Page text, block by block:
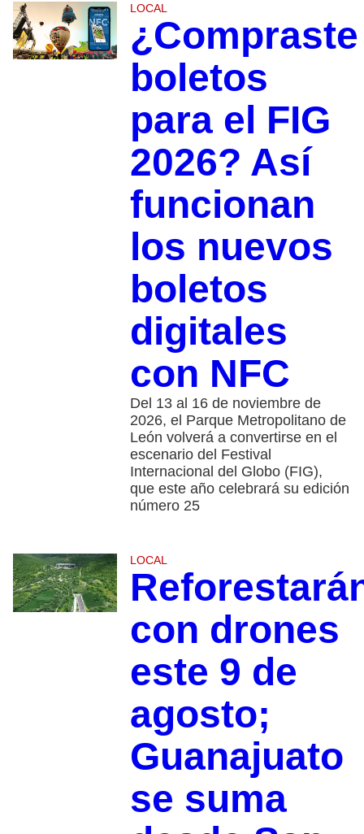
LOCAL
¿Compraste
boletos
para el FIG
2026? Así
funcionan
los nuevos
boletos
digitales
con NFC
Del 13 al 16 de noviembre de
2026, el Parque Metropolitano de
León volverá a convertirse en el
escenario del Festival
Internacional del Globo (FIG),
que este año celebrará su edición
número 25
LOCAL
con drones
este 9 de
agosto;
Guanajuato
se suma